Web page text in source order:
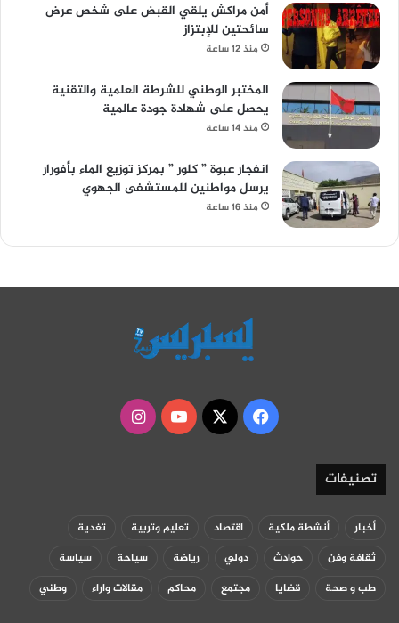
أمن مراكش يلقي القبض على شخص عرض
سائحتين للإبتزاز
منذ 12 ساعة
المختبر الوطني للشرطة العلمية والتقنية
يحصل على شهادة جودة عالمية
منذ 14 ساعة
انفجار عبوة ” كلور ” بمركز توزيع الماء بأفورار
يرسل مواطنين للمستشفى الجهوي
منذ 16 ساعة
فيسبوك
‫X
‫YouTubeانستقرام
تصنيفات
أخبار أنشطة ملكية اقتصاد تعليم وتربية
تغدية
ثقافة وفن
حوادث دولي رياضة سياحة
سياسة
طب و صحة
قضايا مجتمع محاكم مقالات واراء وطني